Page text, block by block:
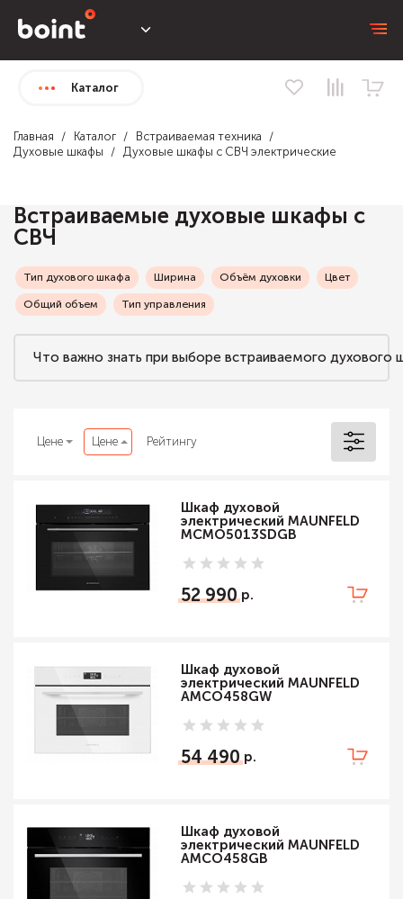
Каталог
Главная Каталог
Встраиваемая техника
Духовые шкафы
Духовые шкафы с СВЧ электрические
Встраиваемые духовые шкафы с
СВЧ
Тип духового шкафа Ширина Объём духовки Цвет
Общий объем Тип управления
Что важно знать при выборе встраиваемого духового
Цене Цене Рейтингу
Шкаф духовой
электрический MAUNFELD
MCMO5013SDGB
52 990
Шкаф духовой
электрический MAUNFELD
AMCO458GW
54 490
Шкаф духовой
электрический MAUNFELD
AMCO458GB